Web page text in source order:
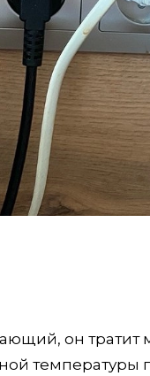
он
температуры